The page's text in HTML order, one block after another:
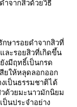
จากสิวด้วยวิธี
กษารอยดำจากสิวที่
ละรอยสิวที่เกิดขึ้น
งมีฤทธิ์เป็นกรด
ยให้หลุดลอกออก
เป็นธรรมชาติได้
ด้วยมะนาวมักนิยม
ป็นประจำอย่าง